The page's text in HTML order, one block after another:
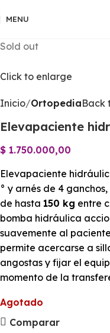
MENU
Sold out
Click to enlarge
Inicio OrtopediaBack
Elevapaciente
$ 1.750.000,00
Elevapaciente
° y arnés de 4
de hasta 150 kg entre
bomba hidráulica
suavemente al
permite acercarse a
angostas y fijar el
momento de la
Agotado
Comparar